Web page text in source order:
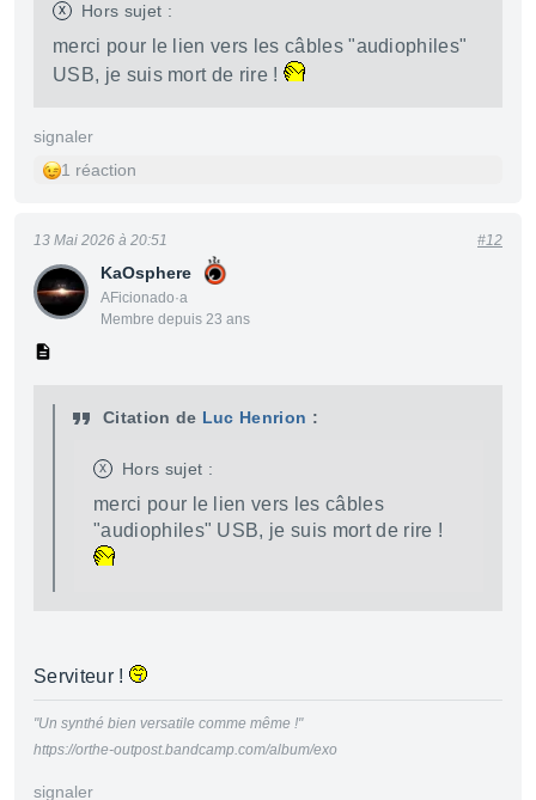
x Hors sujet :
merci pour le lien vers les câbles "audiophiles"
USB, je suis mort de rire !
signaler
1 réaction
KaOsphere
AFicionado·a
Membre depuis 23 ans
13 Mai 2026 à 20:51 #12
Citation de Luc Henrion :
x Hors sujet :
merci pour le lien vers les câbles
"audiophiles" USB, je suis mort de rire !
Serviteur !
"Un synthé bien versatile comme même !"
https://orthe-outpost.bandcamp.com/album/exo
signaler